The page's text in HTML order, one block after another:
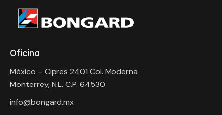
Oficina
México – Cipres 2401 Col. Moderna
Monterrey, N.L. C.P. 64530
info@bongard.mx